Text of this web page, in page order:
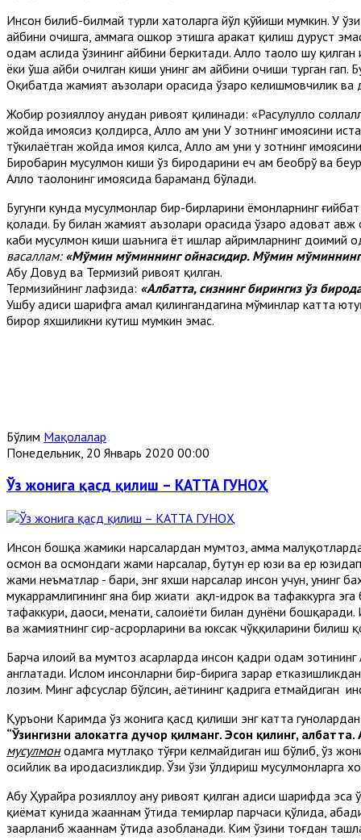
Инсон билиб-билмай турли хатоларга йўл қўйиши мумкин. У
айбини очишга, ҳаммага ошкор этишга ҳаракат қилиш дуруст
одам аслида ўзининг айбини беркитади. Аллоҳ таоло шу
ёки ўша айби очилган киши унинг ҳам айбини очиши турган
Оқибатда жамият аъзолари орасида ўзаро келишмовчилик ва
Жобир розияллоҳу анҳудан ривоят қилинади: «Расулуллоҳ
жойда ҳимоясиз қолдирса, Аллоҳ ҳам уни У зотнинг ҳимоясини
тўкилаётган жойда ҳимоя қилса, Аллоҳ ҳам уни у зотнинг
Биробарин мусулмон киши ўз биродарини ҳеч ҳам беобрў ва
Аллоҳ таолонинг ҳимоясида баҳраманд бўлади.
Бугунги кунда мусулмонлар бир-бирларини ёмонларнинг
қолади. Бу билан жамият аъзолари орасида ўзаро адоват
каби мусулмон киши шаънига ёт ишлар айримларнинг доимий
васаллам: «Мўмин мўминнинг ойнасидир. Мўмин мўминнинг
Абу Довуд ва Термизий ривоят қилган.
Термизийнинг лафзида: «Албатта, сизнинг бирингиз ўз
Ушбу ҳадиси шарифга амал қилингандагина мўминлар катта
бирор яхшиликни кутиш мумкин эмас.
Бўлим Мақолалар
Понедельник, 20 Январь 2020 00:00
Ўз жонига қасд қилиш – КАТТА ГУНОҲ
Инсон бошқа жамики нарсалардан мумтоз, ҳамма
осмон ва осмондаги жами нарсалар, бутун ер юзи ва ер
жами неъматлар - бари, энг яхши нарсалар инсон учун, унинг
мукаррамлигининг яна бир жиҳати ақл-идрок ва тафаккурга
тафаккури, даҳоси, меҳнати, салоҳиёти билан дунёни
ва жамиятнинг сир-асрорларини ва юксак чўққиларини билиш
Барча илоҳий ва мумтоз асарларда инсон қадри одам
англатади. Ислом инсонларни бир-бирига зарар
лозим. Минг афсуслар бўлсин, ҳаётининг қадрига етмайдиган
Қуръони Каримда ўз жонига қасд қилиши энг катта
“Ўзингизни ҳалокатга дучор қилманг. Эҳсон қилинг,
мусулмонодамга мутлақо тўғри келмайдиган иш бўлиб, ўз
осийлик ва иродасизликдир. Ўзи ўзи ўлдириш мусулмонларга
Абу Ҳурайра розияллоҳу анҳу ривоят қилган ҳадиси шарифда
қиёмат кунида жаҳаннам ўтида темирлар парчаси қўлида,
заҳарланиб жаҳаннам ўтида азобланади. Ким ўзини тоғдан